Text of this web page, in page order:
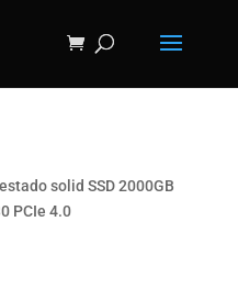
solid SSD 2000GB
PCIe 4.0